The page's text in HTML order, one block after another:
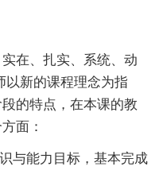
在、扎实、系统、动
以新的课程理念为指
的特点，在本课的教
面：
与能力目标，基本完成